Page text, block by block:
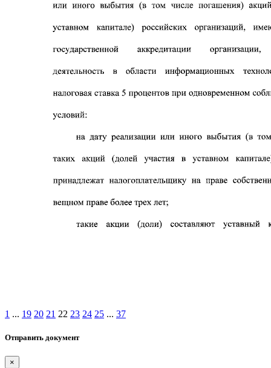
1 ... 19 20 21 22 23 24 25 ... 37
Отправить документ
×